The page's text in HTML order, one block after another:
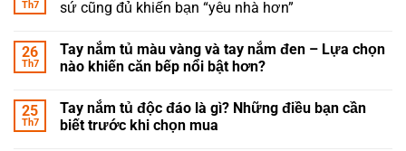
Th7 sứ cũng đủ khiến bạn “yêu nhà hơn”
26
Th7
Tay nắm tủ màu vàng và tay nắm đen – Lựa chọn
nào khiến căn bếp nổi bật hơn?
25
Th7
Tay nắm tủ độc đáo là gì? Những điều bạn cần
biết trước khi chọn mua